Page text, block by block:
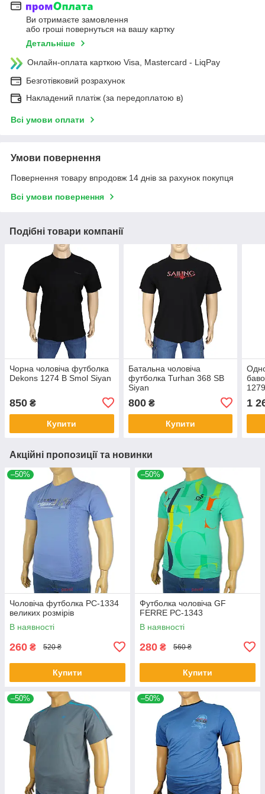
Ви отримаєте замовлення
або гроші повернуться на вашу картку
Детальніше
Онлайн-оплата карткою Visa, Mastercard - LiqPay
Безготівковий розрахунок
Накладений платіж (за передоплатою в)
Всі умови оплати
Умови повернення
Повернення товару впродовж 14 днів за рахунок покупця
Всі умови повернення
Подібні товари компанії
Чорна чоловіча футболка
Dekons 1274 B Smol Siyan
850 ₴
Купити
Батальна чоловіча
футболка Turhan 368 SB
Siyan
800₴
Купити
1
Акційні пропозиції та новинки
–50%
Чоловіча футболка PC-1334
великих розмірів
В наявності
260 ₴ 520 ₴
Купити
–50%
Футболка чоловіча GF
FERRE PC-1343
В наявності
280 ₴ 560 ₴
Купити
–50% –50%